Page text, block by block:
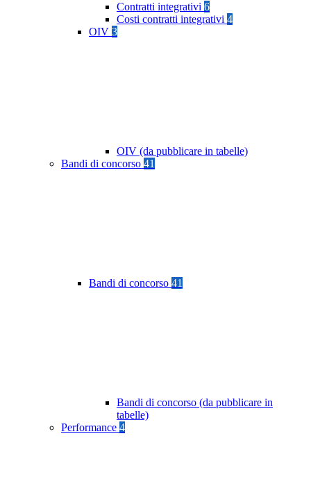
Contratti integrativi 6
Costi contratti integrativi 4
OIV 3
OIV (da pubblicare in tabelle)
Bandi di concorso 41
Bandi di concorso 41
Bandi di concorso (da pubblicare in
tabelle)
Performance 4